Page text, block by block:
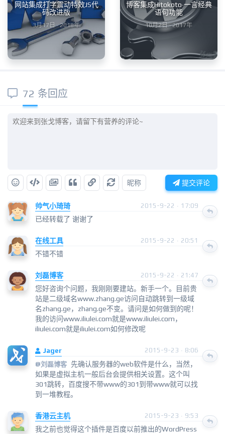
网站集成打字震动特效JS代
码改进版
3月17日 · 2018年
博客集成Hitokoto·一言经典
语句功能
10月2日 · 2017年
72 条回应
昵称 提交评论
帅气小琦琦 2015-9-22 · 17:09
已经转载了 谢谢了
在线工具 2015-9-22 · 20:51
不错不错
刘磊博客 2015-9-22 · 21:47
您好咨询个问题，我刚刚要建站。新手一个。目前贵
站是二级域名www.zhang.ge访问自动跳转到一级域
名zhang.ge，zhang.ge不变。请问是如何做到的呢！
我的访问www.iliulei.com就是www.iliulei.com，
iliulei.com就是iliulei.com如何修改呢
Jager
2015-9-23 · 8:06
@刘磊博客 先确认服务器的web软件是什么，当然，
如果是虚拟主机一般后台会提供相关设置。这个叫
301跳转，百度搜不带www的301到带www就可以找
到一堆教程。
香港云主机 2015-9-23 · 9:53
我之前也觉得这个插件是百度以前推出的WordPress